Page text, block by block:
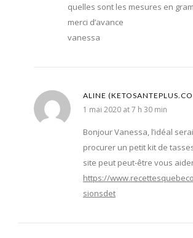
quelles sont les mesures en
merci d’avance
vanessa
ALINE
1 mai 2020 at 7 h 30 min
Bonjour Vanessa, l’idéal
procurer un petit kit de
site peut peut-être vous
https://
sionsdet